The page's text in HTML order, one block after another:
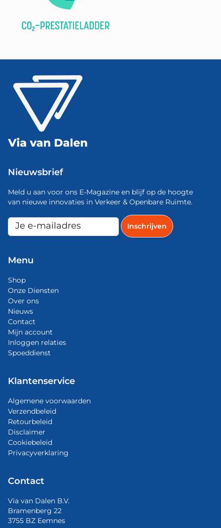
Nieuwsbrief
Meld u aan voor ons E-Magazine en blijf op de hoogte
van nieuwe innovaties in Verkeer & Openbare Ruimte.
Menu
Shop
Onze Diensten
Over ons
Nieuws
Contact
Mijn account
Inloggen relaties
Spoeddienst
Klantenservice
Algemene voorwaarden
Verzendbeleid
Retourbeleid
Disclaimer
Cookiebeleid
Privacyverklaring
Contact
Via van Dalen B.V.
Bramenberg 22
3755 BZ Eemnes